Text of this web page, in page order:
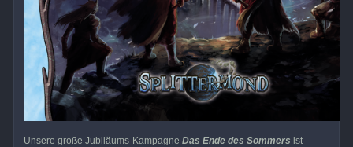
Unsere große Jubiläums-Kampagne Das Ende des Sommers ist